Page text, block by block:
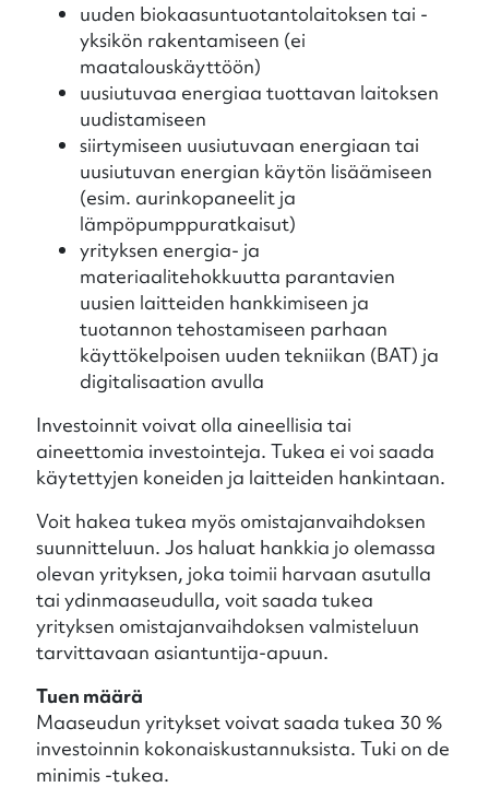
uuden biokaasuntuotantolaitoksen tai -
yksikön rakentamiseen (ei
maatalouskäyttöön)
uusiutuvaa energiaa tuottavan laitoksen
uudistamiseen
siirtymiseen uusiutuvaan energiaan tai
uusiutuvan energian käytön lisäämiseen
(esim. aurinkopaneelit ja
lämpöpumppuratkaisut)
yrityksen energia- ja
materiaalitehokkuutta parantavien
uusien laitteiden hankkimiseen ja
tuotannon tehostamiseen parhaan
käyttökelpoisen uuden tekniikan (BAT) ja
digitalisaation avulla
Investoinnit voivat olla aineellisia tai
aineettomia investointeja. Tukea ei voi saada
käytettyjen koneiden ja laitteiden hankintaan.
Voit hakea tukea myös omistajanvaihdoksen
suunnitteluun. Jos haluat hankkia jo olemassa
olevan yrityksen, joka toimii harvaan asutulla
tai ydinmaaseudulla, voit saada tukea
yrityksen omistajanvaihdoksen valmisteluun
tarvittavaan asiantuntija-apuun.
Tuen määrä
Maaseudun yritykset voivat saada tukea 30 %
investoinnin kokonaiskustannuksista. Tuki on de
minimis -tukea.